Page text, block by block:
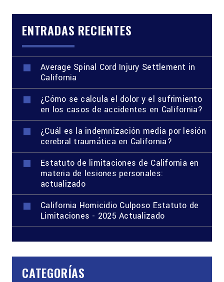
ENTRADAS RECIENTES
Average Spinal Cord Injury Settlement in
California
¿Cómo se calcula el dolor y el sufrimiento
en los casos de accidentes en California?
¿Cuál es la indemnización media por lesión
cerebral traumática en California?
Estatuto de limitaciones de California en
materia de lesiones personales:
actualizado
California Homicidio Culposo Estatuto de
Limitaciones - 2025 Actualizado
CATEGORÍAS